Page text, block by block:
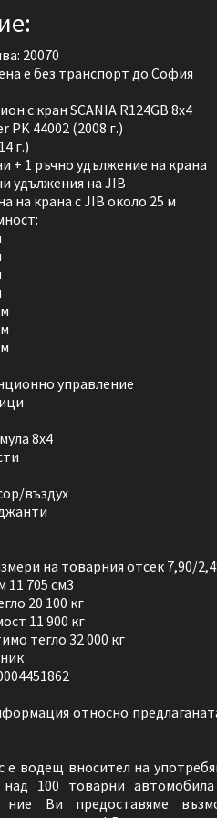
20070
е без транспорт до София
с кран SCANIA R124GB 8x4
PK 44002 (2008 г.)
г.)
+ 1 ръчно удължение на крана
удължения на JIB
на крана с JIB около 25 м
управление
8х4
въздух
на товарния отсек 7,90/
11 705 см3
20 100 кг
11 900 кг
тегло 32 000 кг
относно
е водещ вносител на
над 100 товарни
ние Ви предоставяме